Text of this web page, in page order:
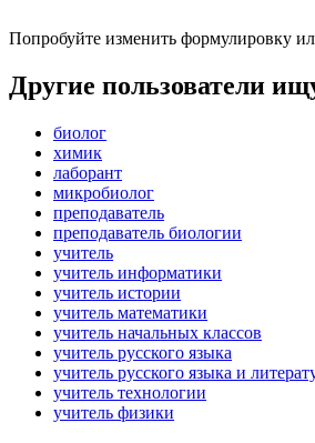
Попробуйте изменить формулировку
Другие пользователи
биолог
химик
лаборант
микробиолог
преподаватель
преподаватель биологии
учитель
учитель информатики
учитель истории
учитель математики
учитель начальных классов
учитель русского языка
учитель русского языка и
учитель технологии
учитель физики